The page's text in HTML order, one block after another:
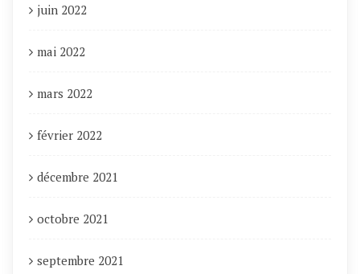
juin 2022
mai 2022
mars 2022
février 2022
décembre 2021
octobre 2021
septembre 2021